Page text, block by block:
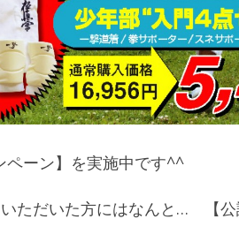
ペーン】を実施中です^^
ただいた方にはなんと… 【